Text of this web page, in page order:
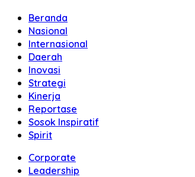
Beranda
Nasional
Internasional
Daerah
Inovasi
Strategi
Kinerja
Reportase
Sosok Inspiratif
Spirit
Corporate
Leadership